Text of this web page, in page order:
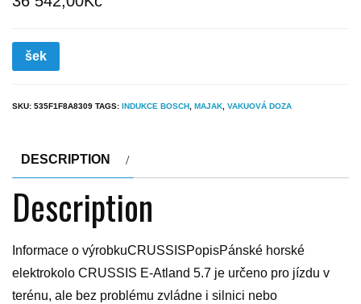
šek
SKU: 535F1F8A8309 TAGS: INDUKCE BOSCH MAJAK VAKUOVÁ DOZA
DESCRIPTION
Description
Informace o výrobkuCRUSSISPopisPánské horské
elektrokolo CRUSSIS E-Atland 5.7 je určeno pro jízdu v
terénu, ale bez problému zvládne i silnici nebo